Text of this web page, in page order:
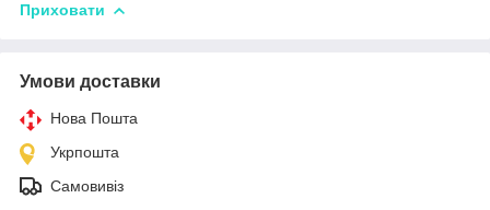
Приховати
Умови доставки
Нова Пошта
Укрпошта
Самовивіз